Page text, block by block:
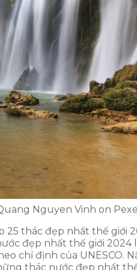
Nguyen Vinh on
thác đẹp nhất thế giới
đẹp nhất thế giới 2024
chỉ định của UNESCO.
thác nước đẹp nhất